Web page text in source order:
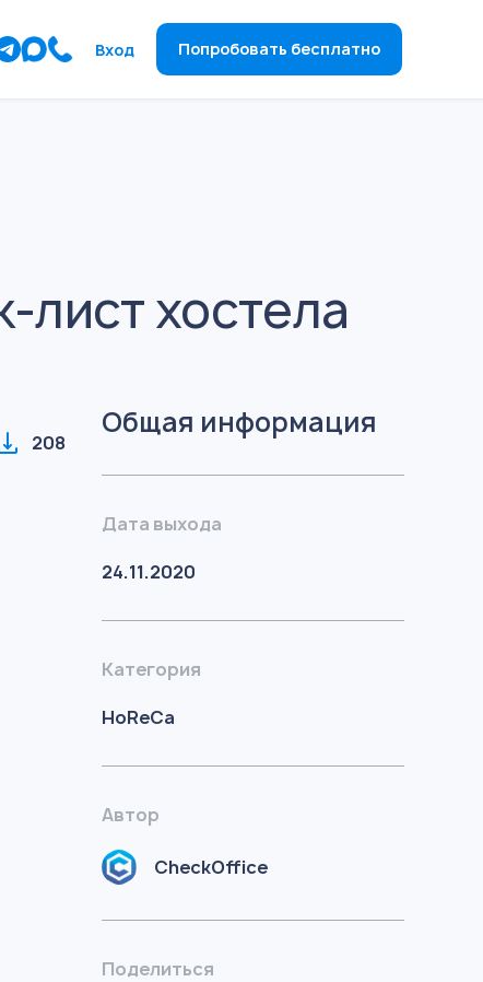
Вход Попробовать бесплатно
лист хостела
208
Общая информация
Дата выхода
24.11.2020
Категория
HoReCa
Автор
CheckOffice
Поделиться